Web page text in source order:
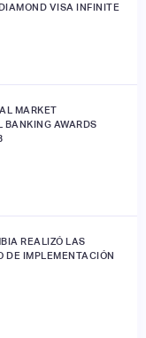
VISA INFINITE
MARKET
BANKING AWARDS
REALIZÓ LAS
DE IMPLEMENTACIÓN